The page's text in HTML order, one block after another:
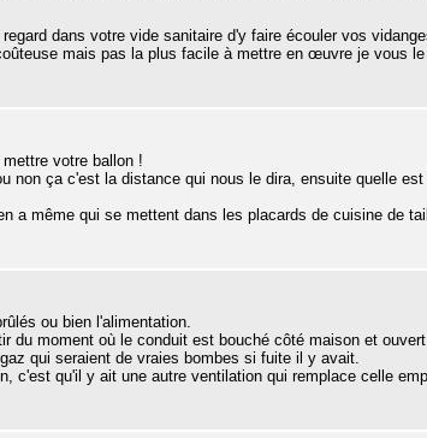
dans votre vide sanitaire d'y faire écouler vos
mais pas la plus facile à mettre en œuvre je vous le
votre ballon !
non ça c'est la distance qui nous le dira, ensuite quelle
a même qui se mettent dans les placards de cuisine de
ou bien l'alimentation.
du moment où le conduit est bouché côté maison et
qui seraient de vraies bombes si fuite il y avait.
c'est qu'il y ait une autre ventilation qui remplace celle